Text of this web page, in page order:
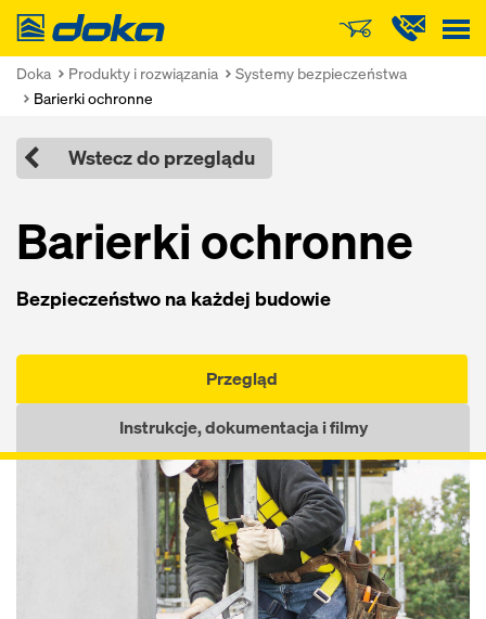
Doka
Doka Produkty i rozwiązania
Systemy bezpieczeństwa
Barierki ochronne
Wstecz do przeglądu
Barierki ochronne
Bezpieczeństwo na każdej budowie
Przegląd
Instrukcje, dokumentacja i filmy